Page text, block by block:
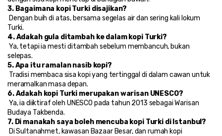
3. Bagaimana kopi Turki disajikan?
Turki.
4. Adakah gula ditambah ke dalam kopi Turki?
selepas.
5. Apa itu ramalan nasib kopi?
meramalkan masa depan.
6. Adakah kopi Turki merupakan warisan UNESCO?
Budaya Takbenda.
7. Di manakah saya boleh mencuba kopi Turki di Istanbul?